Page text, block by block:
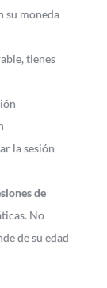
su moneda
tienes
la sesión
de
No
de su edad